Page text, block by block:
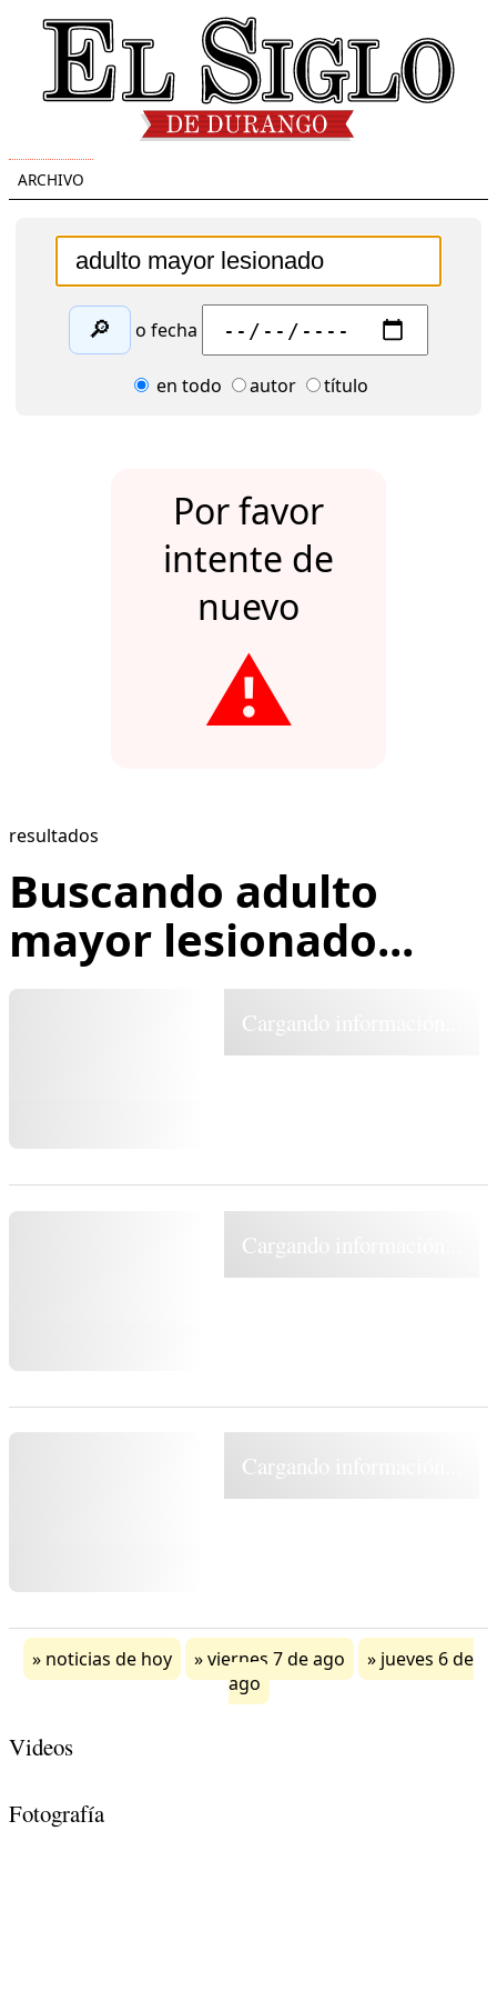
ARCHIVO
🔎 o fecha
en todo autor título
Por favor
intente de
nuevo
⚠️
resultados
Buscando adulto
mayor lesionado...
Cargando información...
Cargando información...
Cargando información...
noticias de hoy viernes 7 de ago
jueves 6 de
ago
Videos
Fotografía